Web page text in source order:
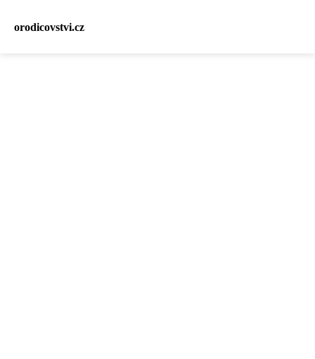
orodicovstvi.cz